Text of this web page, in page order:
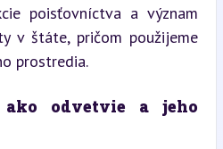
poisťovníctva a význam
pre jednotlivé subjekty v štáte, pričom použijeme
prostredia.
odvetvie a jeho